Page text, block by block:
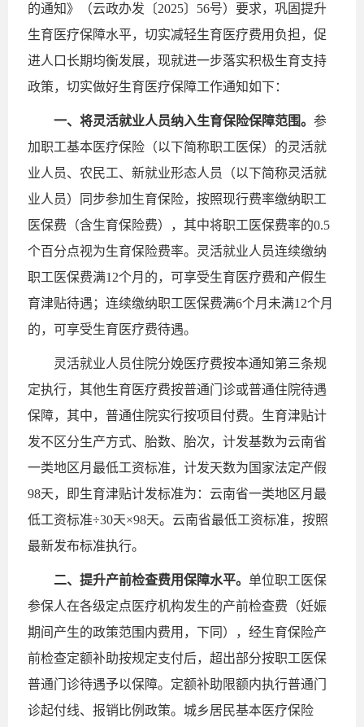
的通知》（云政办发〔2025〕56号）要求，巩固提升
生育医疗保障水平，切实减轻生育医疗费用负担，促
进人口长期均衡发展，现就进一步落实积极生育支持
政策，切实做好生育医疗保障工作通知如下：
一、将灵活就业人员纳入生育保险保障范围。 参
加职工基本医疗保险（以下简称职工医保）的灵活就
业人员、农民工、新就业形态人员（以下简称灵活就
业人员）同步参加生育保险，按照现行费率缴纳职工
医保费（含生育保险费），其中将职工医保费率的0.5
个百分点视为生育保险费率。灵活就业人员连续缴纳
职工医保费满12个月的，可享受生育医疗费和产假生
育津贴待遇；连续缴纳职工医保费满6个月未满12个月
的，可享受生育医疗费待遇。
灵活就业人员住院分娩医疗费按本通知第三条规
定执行，其他生育医疗费按普通门诊或普通住院待遇
保障，其中，普通住院实行按项目付费。生育津贴计
发不区分生产方式、胎数、胎次，计发基数为云南省
一类地区月最低工资标准，计发天数为国家法定产假
98天，即生育津贴计发标准为：云南省一类地区月最
低工资标准÷30天×98天。云南省最低工资标准，按照
最新发布标准执行。
二、提升产前检查费用保障水平。 单位职工医保
参保人在各级定点医疗机构发生的产前检查费（妊娠
期间产生的政策范围内费用，下同），经生育保险产
前检查定额补助按规定支付后，超出部分按职工医保
普通门诊待遇予以保障。定额补助限额内执行普通门
诊起付线、报销比例政策。城乡居民基本医疗保险